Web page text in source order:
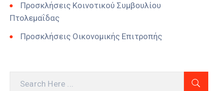
Προσκλήσεις Κοινοτικού Συμβουλίου
Πτολεμαΐδας
Προσκλήσεις Οικονομικής Επιτροπής